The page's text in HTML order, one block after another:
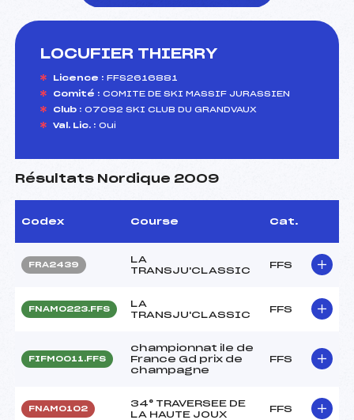
LOCUFIER THIERRY
Licence : FFS2616881
Comité : COMITE DE SKI MASSIF JURASSIEN
Club : 07092 SKI CLUB DU GRANDVAUX
Val. Lic. : Oui
Résultats Nordique 2009
Codex Course Cat.
FRA2439
LA
TRANSJU'CLASSIC
FFS
FNAM0223.FFS
LA
TRANSJU'CLASSIC
FFS
FIFM0011.FFS
championnat ile de
France Gd prix de
champagne
FFS
FNAM0102
34° TRAVERSEE DE
LA HAUTE JOUX
FFS